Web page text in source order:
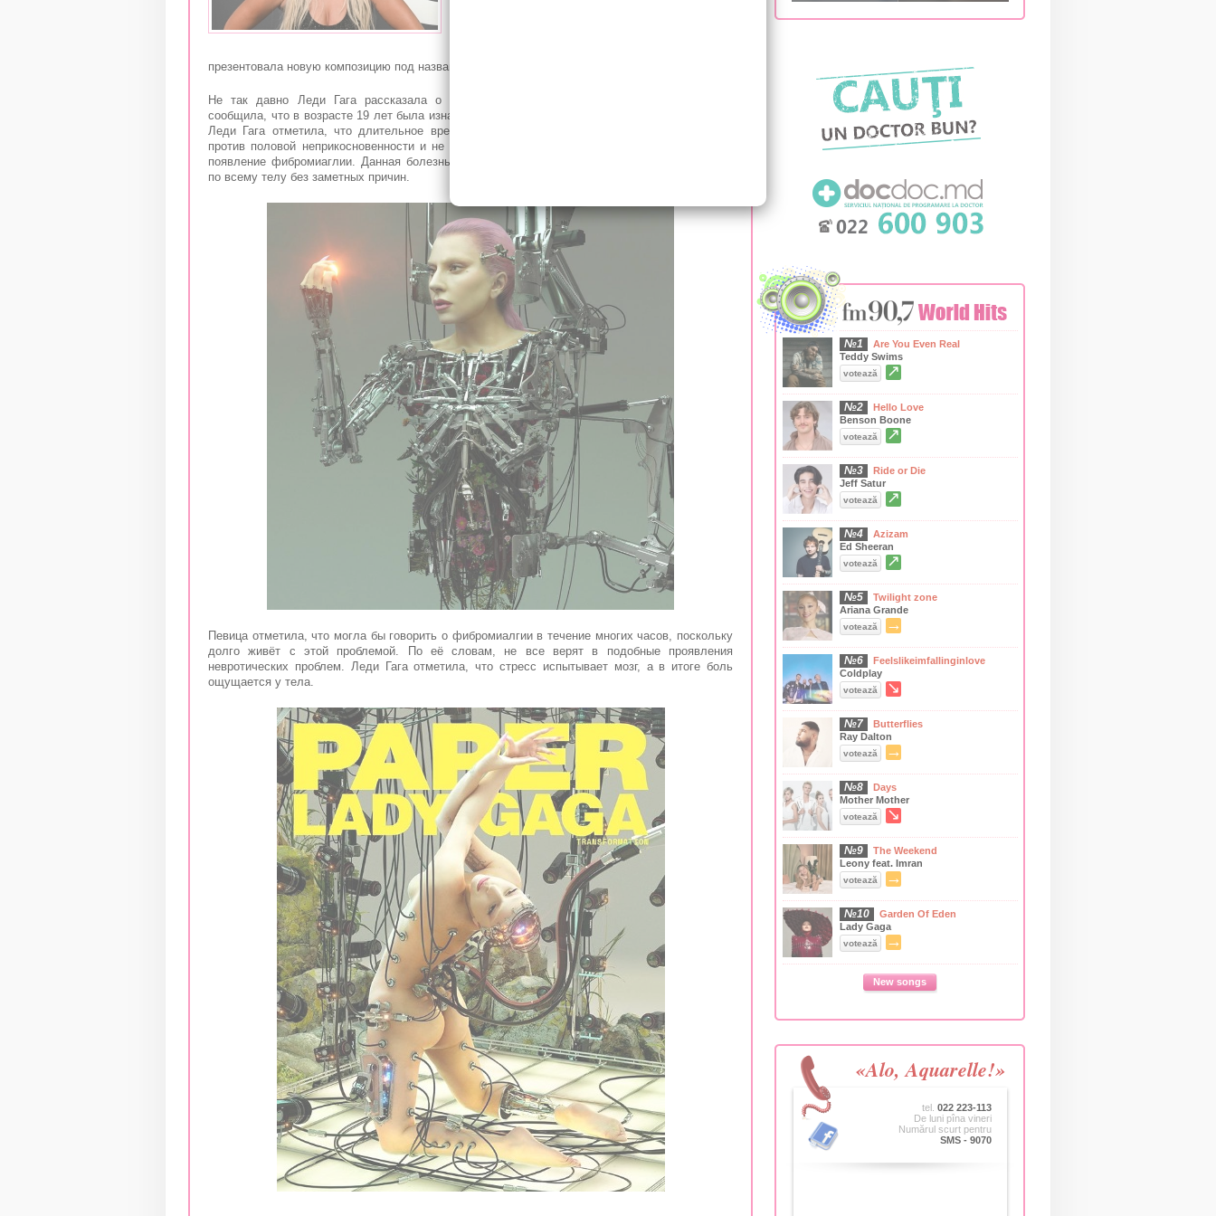
презентовала новую композицию под названием Stupid Love.
Не так давно Леди Гага рассказала о совершенном против неё преступлении. Певица
сообщила, что в возрасте 19 лет была изнасилована, но не стала называть имя преступника.
Леди Гага отметила, что длительное время не говорила ни с кем на тему преступления
против половой неприкосновенности и не посещала психологов, что спровоцировало у неё
появление фибромиаглии. Данная болезнь проявляется в хронических болевых ощущениях
по всему телу без заметных причин.
Певица отметила, что могла бы говорить о фибромиалгии в течение многих часов, поскольку
долго живёт с этой проблемой. По её словам, не все верят в подобные проявления
невротических проблем. Леди Гага отметила, что стресс испытывает мозг, а в итоге боль
ощущается у тела.
№1
Are You Even Real
Teddy Swims
votează ↗
№2
Hello Love
Benson Boone
votează ↗
№3
Ride or Die
Jeff Satur
votează ↗
№4
Azizam
Ed Sheeran
votează ↗
№5
Twilight zone
Ariana Grande
votează →
№6
Feelslikeimfallinginlove
Coldplay
votează ↘
№7
Butterflies
Ray Dalton
votează →
№8
Days
Mother Mother
votează ↘
№9
The Weekend
Leony feat. Imran
votează →
№10
Garden Of Eden
Lady Gaga
votează →
New songs
«Alo, Aquarelle!»
tel. 022 223-113
De luni pîna vineri
Numărul scurt pentru
SMS - 9070